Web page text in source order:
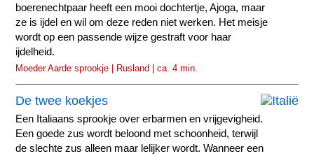
boerenechtpaar heeft een mooi dochtertje, Ajoga, maar
ze is ijdel en wil om deze reden niet werken. Het meisje
wordt op een passende wijze gestraft voor haar
ijdelheid.
Moeder Aarde sprookje | Rusland | ca. 4 min.
De twee koekjes
Een Italiaans sprookje over erbarmen en vrijgevigheid.
Een goede zus wordt beloond met schoonheid, terwijl
de slechte zus alleen maar lelijker wordt. Wanneer een